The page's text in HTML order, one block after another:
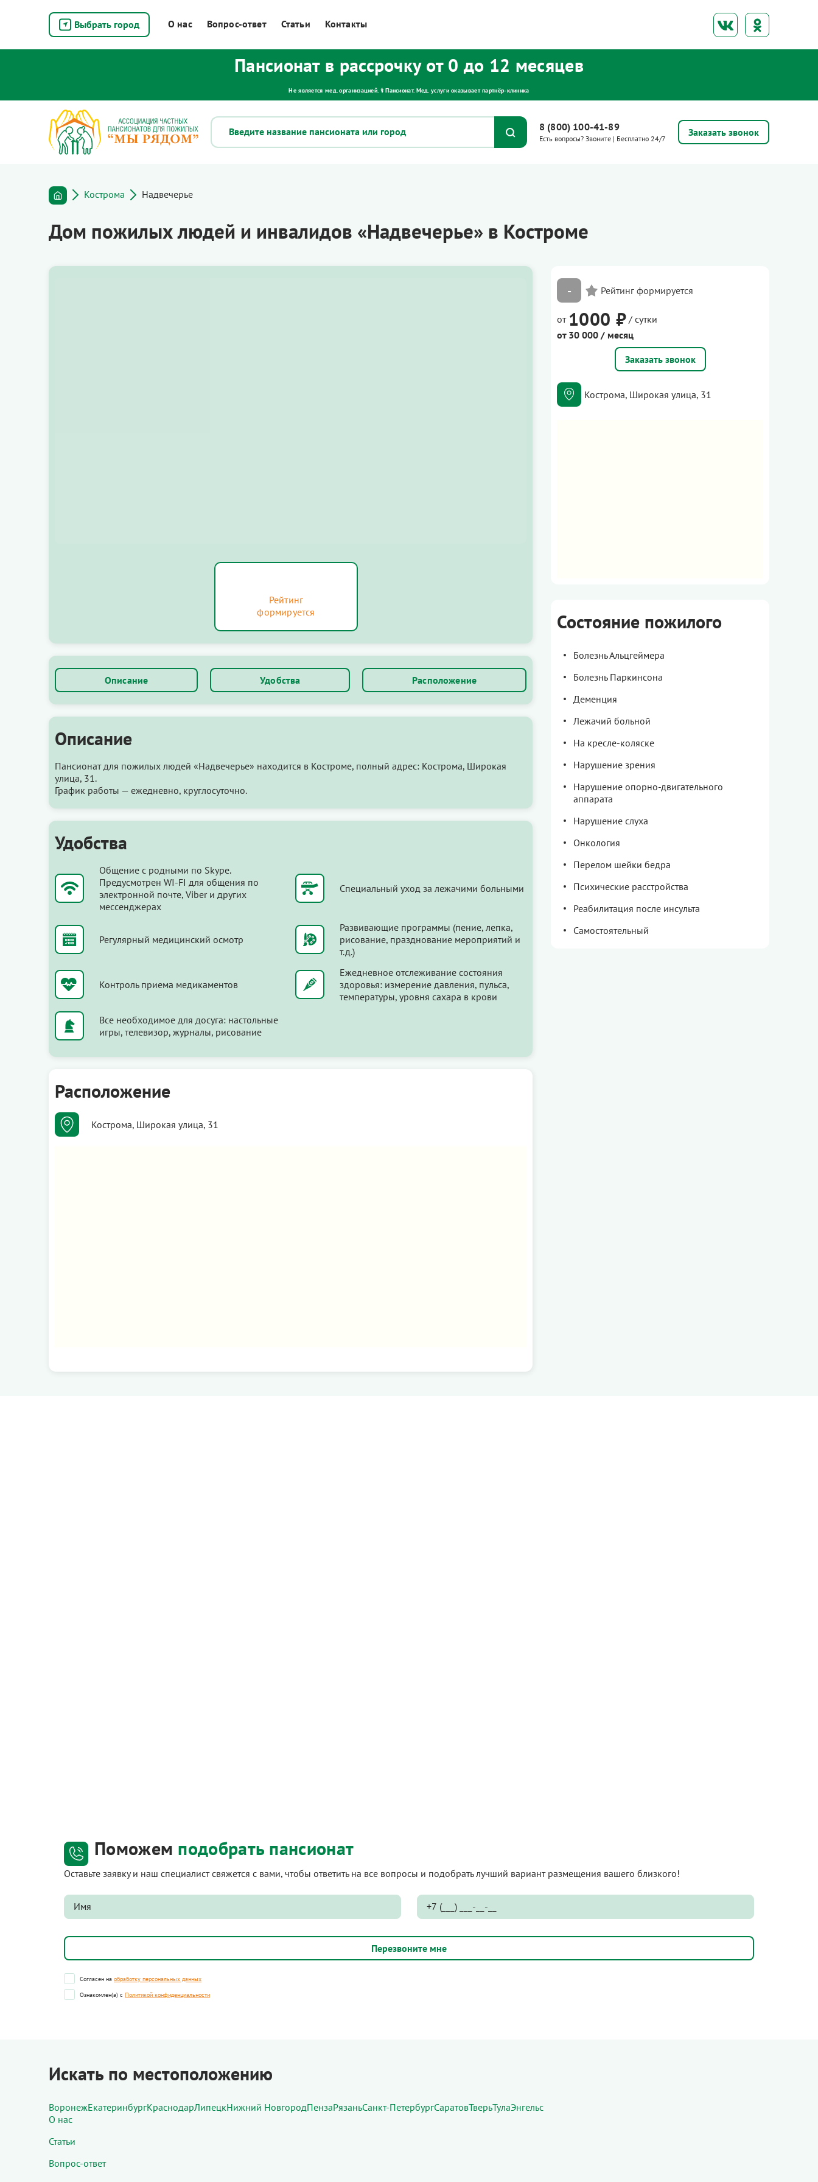
Выбрать город О нас Вопрос-ответ Статьи Контакты
Пансионат в рассрочку от 0 до 12 месяцев
Не является мед. организацией. ⚕ Пансионат. Мед. услуги оказывает партнёр‑клиника
8 (800) 100-41-89
Есть вопросы? Звоните | Бесплатно 24/7
Заказать звонок
Кострома Надвечерье
Дом пожилых людей и инвалидов «Надвечерье» в Костроме
Рейтинг
формируется
Описание Удобства Расположение
Описание
Пансионат для пожилых людей «Надвечерье» находится в Костроме, полный адрес: Кострома, Широкая
улица, 31.
График работы — ежедневно, круглосуточно.
Удобства
Общение с родными по Skype.
Предусмотрен WI-FI для общения по
электронной почте, Viber и других
мессенджерах
Специальный уход за лежачими больными
Регулярный медицинский осмотр
Развивающие программы (пение, лепка,
рисование, празднование мероприятий и
т.д.)
Контроль приема медикаментов
Ежедневное отслеживание состояния
здоровья: измерение давления, пульса,
температуры, уровня сахара в крови
Все необходимое для досуга: настольные
игры, телевизор, журналы, рисование
Расположение
Кострома, Широкая улица, 31
-
от 1000 ₽/ сутки
от 30 000 / месяц
Заказать звонок
Кострома, Широкая улица, 31
Состояние пожилого
Болезнь Альцгеймера
Болезнь Паркинсона
Деменция
Лежачий больной
На кресле-коляске
Нарушение зрения
Нарушение опорно-двигательного
аппарата
Нарушение слуха
Онкология
Перелом шейки бедра
Психические расстройства
Реабилитация после инсульта
Самостоятельный
Поможем подобрать пансионат
Оставьте заявку и наш специалист свяжется с вами, чтобы ответить на все вопросы и подобрать лучший вариант размещения вашего близкого!
Согласен на обработку персональных данных
Ознакомлен(а) с Политикой конфиденциальности
Искать по местоположению
ВоронежЕкатеринбургКраснодарЛипецкНижний НовгородПензаРязаньСанкт-ПетербургСаратовТверьТулаЭнгельс
О нас
Статьи
Вопрос-ответ